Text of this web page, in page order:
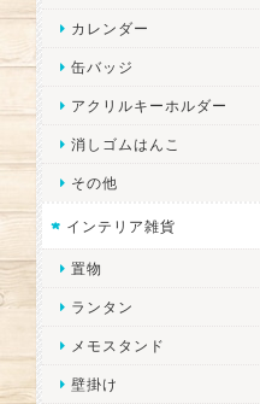
カレンダー
缶バッジ
アクリルキーホルダー
消しゴムはんこ
その他
インテリア雑貨
置物
ランタン
メモスタンド
壁掛け